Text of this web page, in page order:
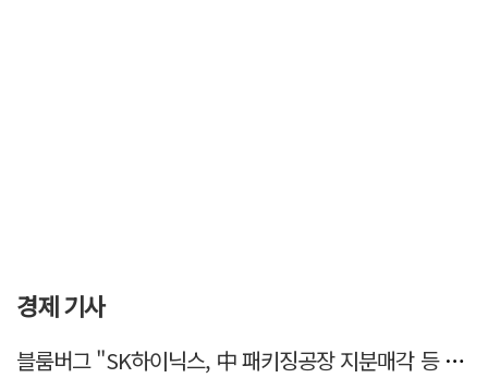
경제 기사
블룸버그 "SK하이닉스, 中 패키징공장 지분매각 등 검토"